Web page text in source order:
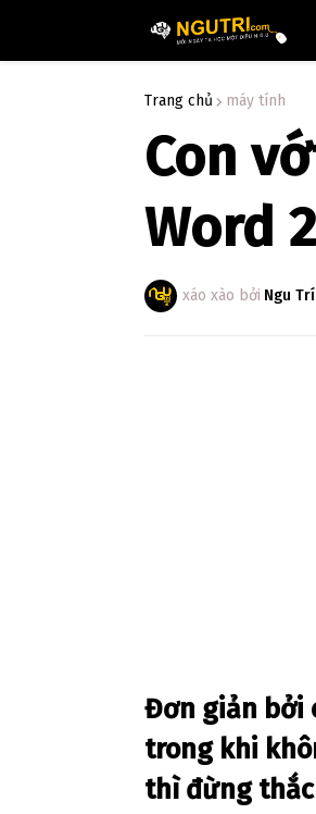
Trang chủ máy tính
Con
Word
xáo xào bởi Ngu Trí
Đơn giản bởi
trong khi
thì đừng